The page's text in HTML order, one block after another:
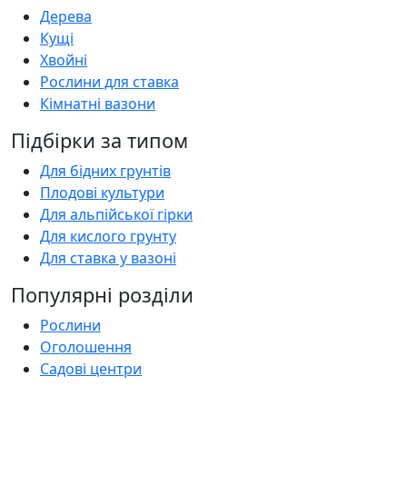
Дерева
Кущі
Хвойні
Рослини для ставка
Кімнатні вазони
Підбірки за типом
Для бідних грунтів
Плодові культури
Для альпійської гірки
Для кислого грунту
Для ставка у вазоні
Популярні розділи
Рослини
Оголошення
Садові центри